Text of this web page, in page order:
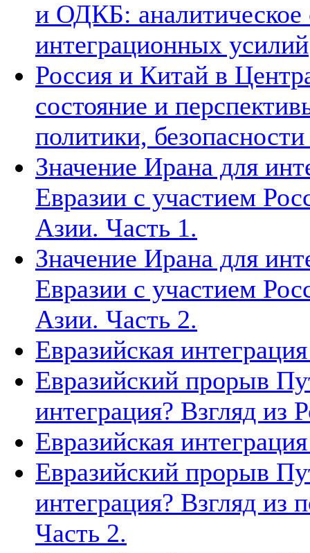
и ОДКБ: аналитическое
интеграционных усилий
Россия и Китай в
состояние и
политики,
Значение Ирана для
Евразии с участием
Азии. Часть 1.
Значение Ирана для
Евразии с участием
Азии. Часть 2.
Евразийская
Евразийский прорыв
интеграция? Взгляд из
Евразийская
Евразийский прорыв
интеграция? Взгляд из
Часть 2.